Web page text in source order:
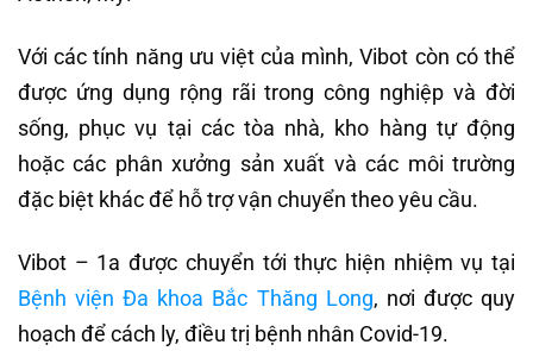
Với các tính năng ưu việt của mình, Vibot còn có thể
được ứng dụng rộng rãi trong công nghiệp và đời
sống, phục vụ tại các tòa nhà, kho hàng tự động
hoặc các phân xưởng sản xuất và các môi trường
đặc biệt khác để hỗ trợ vận chuyển theo yêu cầu.
Vibot – 1a được chuyển tới thực hiện nhiệm vụ tại
Bệnh viện Đa khoa Bắc Thăng Long, nơi được quy
hoạch để cách ly, điều trị bệnh nhân Covid-19.